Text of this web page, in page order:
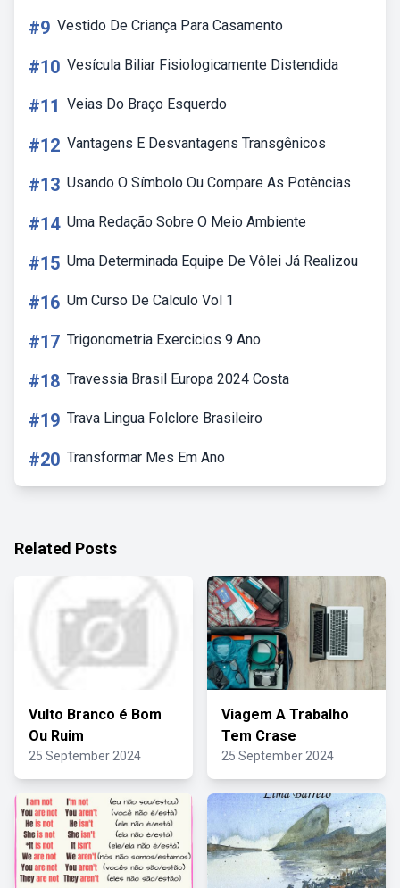
#9 Vestido De Criança Para Casamento
#10 Vesícula Biliar Fisiologicamente Distendida
#11 Veias Do Braço Esquerdo
#12 Vantagens E Desvantagens Transgênicos
#13 Usando O Símbolo Ou Compare As Potências
#14 Uma Redação Sobre O Meio Ambiente
#15 Uma Determinada Equipe De Vôlei Já Realizou
#16 Um Curso De Calculo Vol 1
#17 Trigonometria Exercicios 9 Ano
#18 Travessia Brasil Europa 2024 Costa
#19 Trava Lingua Folclore Brasileiro
#20 Transformar Mes Em Ano
Related Posts
Vulto Branco é Bom
Ou Ruim
25 September 2024
Viagem A Trabalho
Tem Crase
25 September 2024